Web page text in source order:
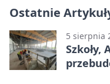
Ostatnie
5 sierpnia